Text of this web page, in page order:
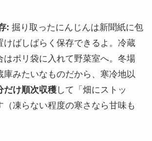
: 掘り取ったにんじんは新聞紙に包
けばしばらく保存できるよ。冷蔵
はポリ袋に入れて野菜室へ。冬場
庫みたいなものだから、寒冷地以
だけ順次収穫して「畑にストッ
（凍らない程度の寒さなら甘味も